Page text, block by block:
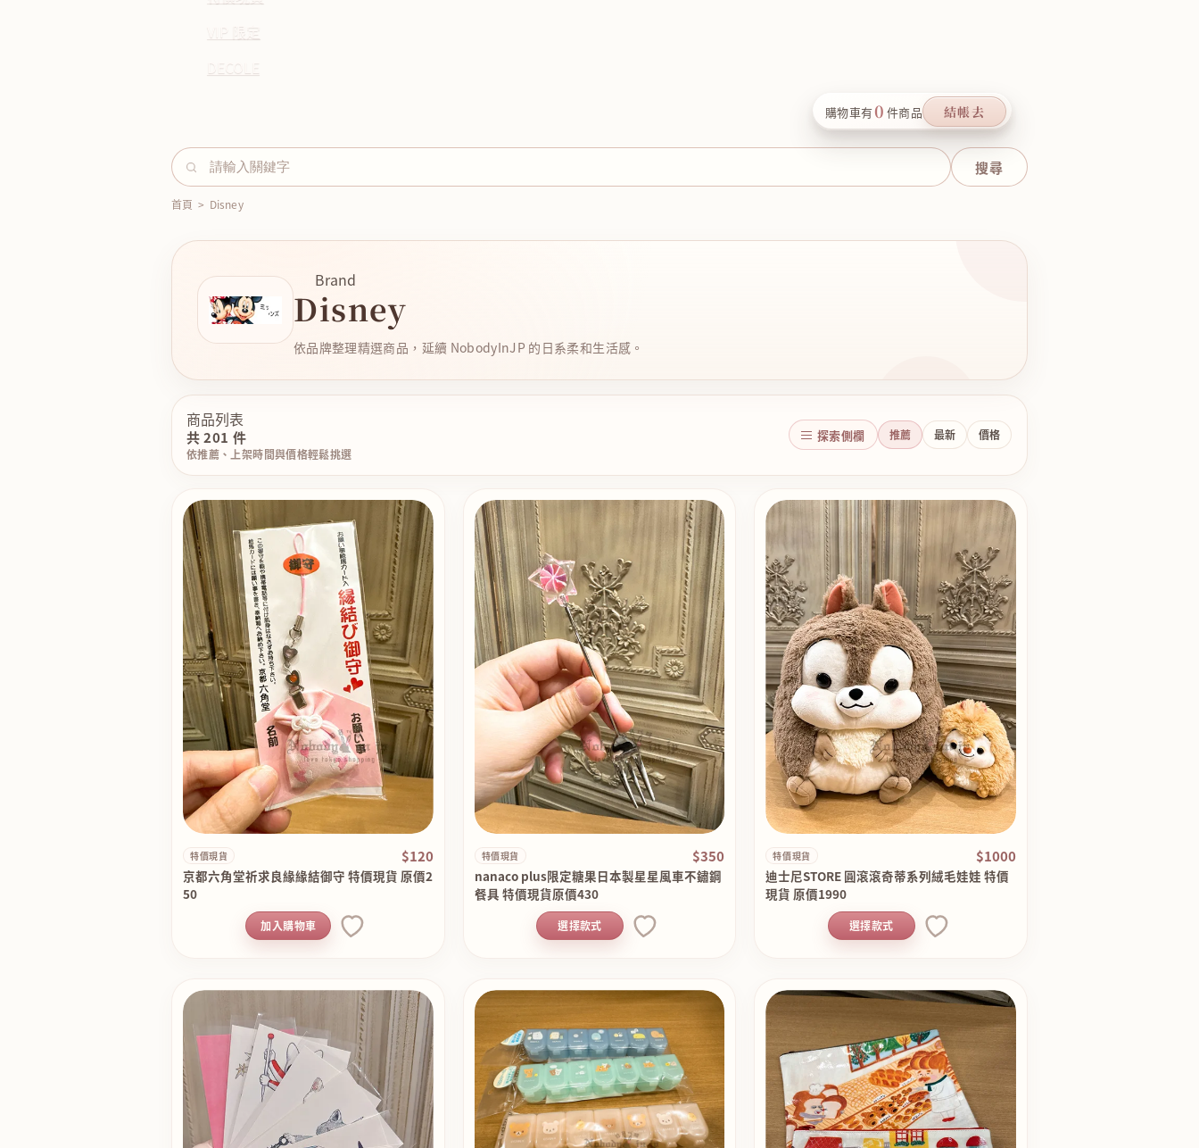
VIP 限定
購物車有0 件商品 結帳去
首頁 > Disney
Brand
Disney
依品牌整理精選商品，延續 NobodyInJP 的日系柔和生活感。
商品列表
共 201 件
依推薦、上架時間與價格輕鬆挑選
探索側欄 推薦 最新 價格
特價現貨 $120
京都六角堂祈求良緣緣結御守 特價現貨 原價2
50
加入購物車
特價現貨 $350
nanaco plus限定糖果日本製星星風車不鏽鋼
餐具 特價現貨原價430
選擇款式
特價現貨 $1000
迪士尼STORE 圓滾滾奇蒂系列絨毛娃娃 特價
現貨 原價1990
選擇款式